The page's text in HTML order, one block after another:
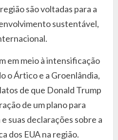
são voltadas para a
sustentável,
em meio à intensificação
o Ártico e a Groenlândia,
de que Donald Trump
de um plano para
suas declarações sobre a
dos EUA na região.